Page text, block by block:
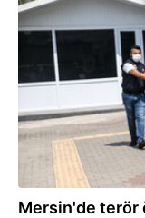
25.07.2024
Mersin'de terör